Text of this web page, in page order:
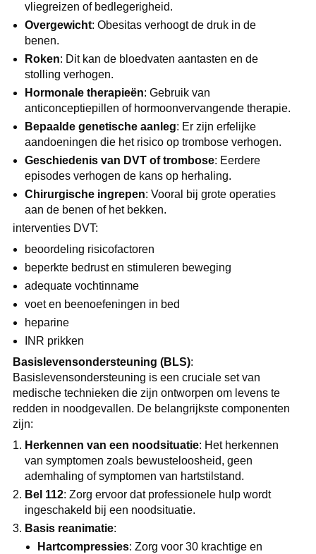
vliegreizen of bedlegerigheid.
Overgewicht: Obesitas verhoogt de druk in de
benen.
Roken: Dit kan de bloedvaten aantasten en de
stolling verhogen.
Hormonale therapieën: Gebruik van
anticonceptiepillen of hormoonvervangende therapie.
Bepaalde genetische aanleg: Er zijn erfelijke
aandoeningen die het risico op trombose verhogen.
Geschiedenis van DVT of trombose: Eerdere
episodes verhogen de kans op herhaling.
Chirurgische ingrepen: Vooral bij grote operaties
aan de benen of het bekken.
interventies DVT:
beoordeling risicofactoren
beperkte bedrust en stimuleren beweging
adequate vochtinname
voet en beenoefeningen in bed
heparine
INR prikken
Basislevensondersteuning (BLS):
Basislevensondersteuning is een cruciale set van
medische technieken die zijn ontworpen om levens te
redden in noodgevallen. De belangrijkste componenten
zijn:
Herkennen van een noodsituatie: Het herkennen
van symptomen zoals bewusteloosheid, geen
ademhaling of symptomen van hartstilstand.
Bel 112: Zorg ervoor dat professionele hulp wordt
ingeschakeld bij een noodsituatie.
Basis reanimatie:
Hartcompressies: Zorg voor 30 krachtige en